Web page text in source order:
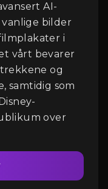
AI-
bilder
i
vårt bevarer
og
samtidig som
over